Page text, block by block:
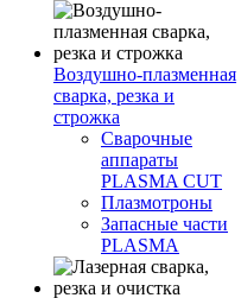
Воздушно-плазменная
сварка, резка и
строжка
Сварочные
аппараты
PLASMA CUT
Плазмотроны
Запасные части
PLASMA